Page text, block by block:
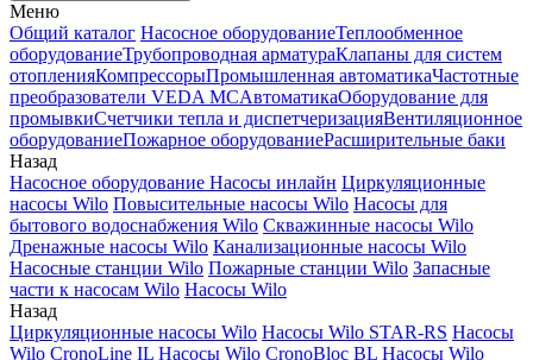
Меню
Общий каталог Насосное оборудованиеТеплообменное
оборудованиеТрубопроводная арматураКлапаны для систем
отопленияКомпрессорыПромышленная автоматикаЧастотные
преобразователи VEDA MCАвтоматикаОборудование для
промывкиСчетчики тепла и диспетчеризацияВентиляционное
оборудованиеПожарное оборудованиеРасширительные баки
Назад
Насосное оборудование Насосы инлайн Циркуляционные
насосы Wilo Повысительные насосы Wilo Насосы для
бытового водоснабжения Wilo Скважинные насосы Wilo
Дренажные насосы Wilo Канализационные насосы Wilo
Насосные станции Wilo Пожарные станции Wilo Запасные
части к насосам Wilo Насосы Wilo
Назад
Циркуляционные насосы Wilo Насосы Wilo STAR-RS Насосы
Wilo CronoLine IL Насосы Wilo CronoBloc BL Насосы Wilo